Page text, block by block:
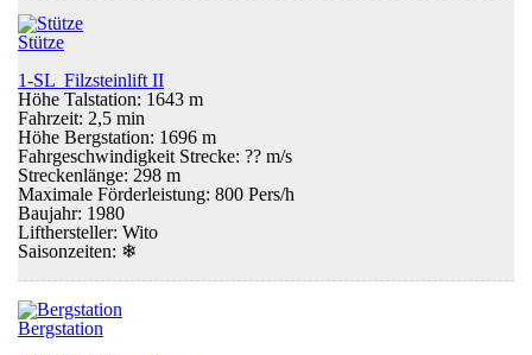
Stütze
1-SL Filzsteinlift II
Höhe Talstation: 1643 m
Fahrzeit: 2,5 min
Höhe Bergstation: 1696 m
Fahrgeschwindigkeit Strecke: ?? m/s
Streckenlänge: 298 m
Maximale Förderleistung: 800 Pers/h
Baujahr: 1980
Lifthersteller: Wito
Saisonzeiten: ❄
Bergstation